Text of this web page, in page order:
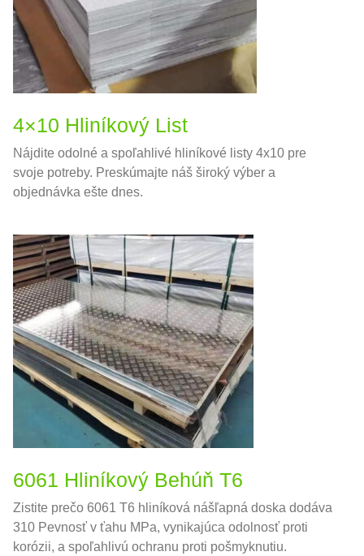
4×10 Hliníkový List
Nájdite odolné a spoľahlivé hliníkové listy 4x10 pre
svoje potreby. Preskúmajte náš široký výber a
objednávka ešte dnes.
6061 Hliníkový Behúň T6
Zistite prečo 6061 T6 hliníková nášľapná doska dodáva
310 Pevnosť v ťahu MPa, vynikajúca odolnosť proti
korózii, a spoľahlivú ochranu proti pošmyknutiu.